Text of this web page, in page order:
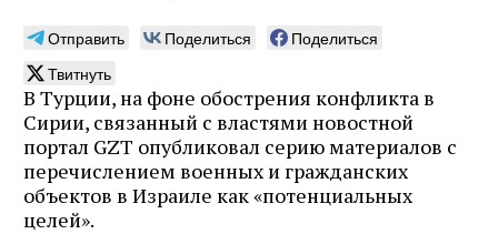
Отправить Поделиться
Поделиться
Твитнуть
В Турции, на фоне обострения конфликта в
Сирии, связанный с властями новостной
портал GZT опубликовал серию материалов с
перечислением военных и гражданских
объектов в Израиле как «потенциальных
целей».